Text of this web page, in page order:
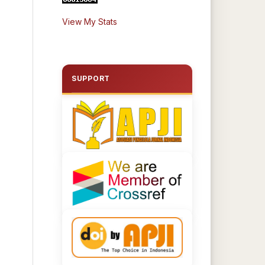
View My Stats
SUPPORT